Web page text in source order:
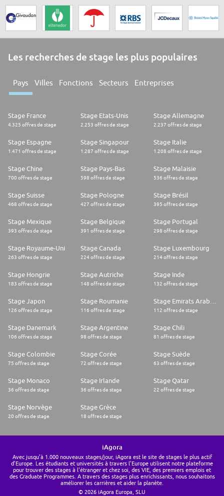
Les recherches de stage les plus populaires
Pays Villes Fonctions Secteurs Entreprises
Stage France
4.325 offres de stage
Stage Etats-Unis
2.253 offres de stage
Stage Allemagne
2.237 offres de stage
Stage Espagne
1.471 offres de stage
Stage Singapour
1.287 offres de stage
Stage Italie
1.208 offres de stage
Stage Chine
700 offres de stage
Stage Pays-Bas
598 offres de stage
Stage Malaisie
536 offres de stage
Stage Suisse
468 offres de stage
Stage Pologne
427 offres de stage
Stage Brésil
395 offres de stage
Stage Mexique
393 offres de stage
Stage Belgique
391 offres de stage
Stage Portugal
298 offres de stage
Stage Royaume-Uni
263 offres de stage
Stage Canada
224 offres de stage
Stage Luxembourg
214 offres de stage
Stage Hongrie
183 offres de stage
Stage Autriche
148 offres de stage
Stage Inde
132 offres de stage
Stage Japon
126 offres de stage
Stage Roumanie
116 offres de stage 112 offres de stage
Stage Danemark
106 offres de stage
Stage Argentine
98 offres de stage
Stage Chili
81 offres de stage
Stage Colombie
75 offres de stage
Stage Corée
72 offres de stage
Stage Suède
63 offres de stage
Stage Monaco
36 offres de stage
Stage Irlande
36 offres de stage
Stage Qatar
22 offres de stage
Stage Norvège
20 offres de stage
Stage Grèce
18 offres de stage
iAgora
Avec jusqu'à 1.000 nouveaux stages/jour, iAgora est le site de stages le plus actif
d'Europe. Les étudiants et universités à travers l'Europe utilisent notre plateforme
pour trouver des stages à l'étranger et chez soi, des VIE, des premiers emplois et
des Graduate Programmes. A travers des stages plus enrichissants, nous souhaitons
améliorer les carrières et aider la planète.
© 2026 iAgora Europa, SLU